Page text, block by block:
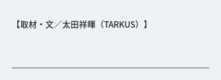
【取材・文／太田祥暉（TARKUS）】